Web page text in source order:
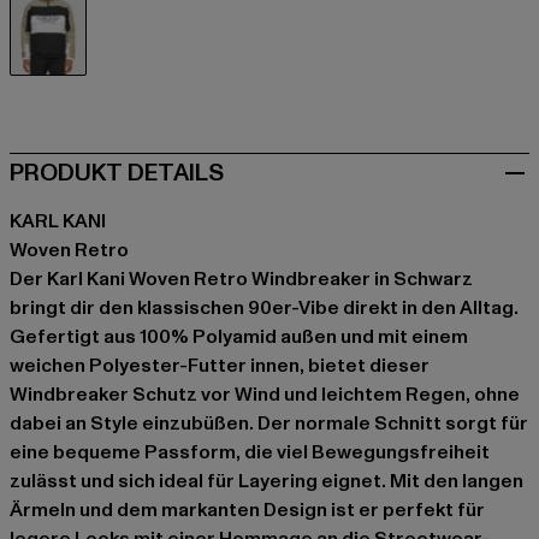
PRODUKT DETAILS
KARL KANI
Woven Retro
Der Karl Kani Woven Retro Windbreaker in Schwarz
bringt dir den klassischen 90er-Vibe direkt in den Alltag.
Gefertigt aus 100% Polyamid außen und mit einem
weichen Polyester-Futter innen, bietet dieser
Windbreaker Schutz vor Wind und leichtem Regen, ohne
dabei an Style einzubüßen. Der normale Schnitt sorgt für
eine bequeme Passform, die viel Bewegungsfreiheit
zulässt und sich ideal für Layering eignet. Mit den langen
Ärmeln und dem markanten Design ist er perfekt für